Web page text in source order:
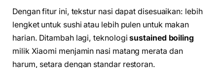
Dengan fitur ini, tekstur nasi dapat disesuaikan: lebih
lengket untuk sushi atau lebih pulen untuk makan
harian. Ditambah lagi, teknologisustained boiling
milik Xiaomi menjamin nasi matang merata dan
harum, setara dengan standar restoran.